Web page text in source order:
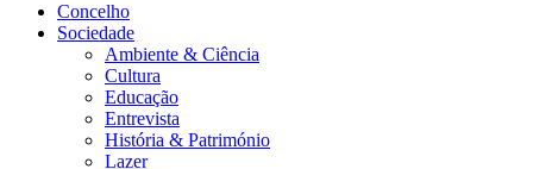
Concelho
Sociedade
Ambiente & Ciência
Cultura
Educação
Entrevista
História & Património
Lazer